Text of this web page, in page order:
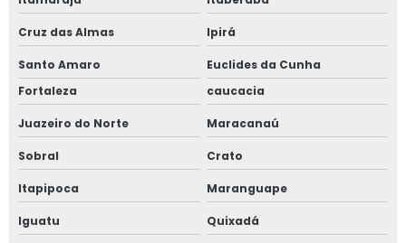
Cruz das Almas Ipirá
Santo Amaro
Euclides da Cunha
Fortaleza
caucacia
Juazeiro do Norte Maracanaú
Sobral Crato
Itapipoca Maranguape
Iguatu Quixadá